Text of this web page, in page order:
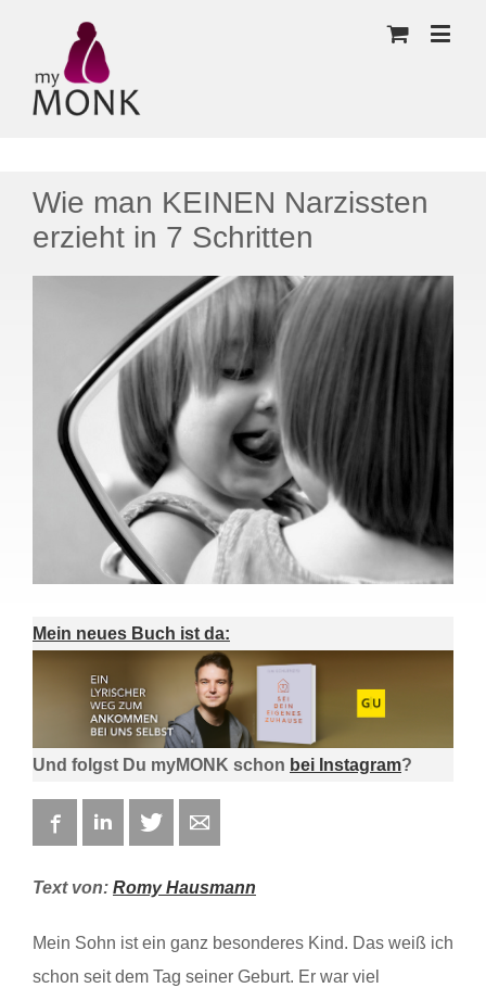
Wie man KEINEN Narzissten
erzieht in 7 Schritten
Mein neues Buch ist da:
Und folgst Du myMONK schon bei Instagram?
FacebookLinkedIn Twitter
Text von: Romy Hausmann
Mein Sohn ist ein ganz besonderes Kind. Das weiß ich
schon seit dem Tag seiner Geburt. Er war viel